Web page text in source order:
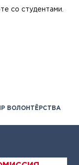
со студентами.
ВОЛОНТЁРСТВА